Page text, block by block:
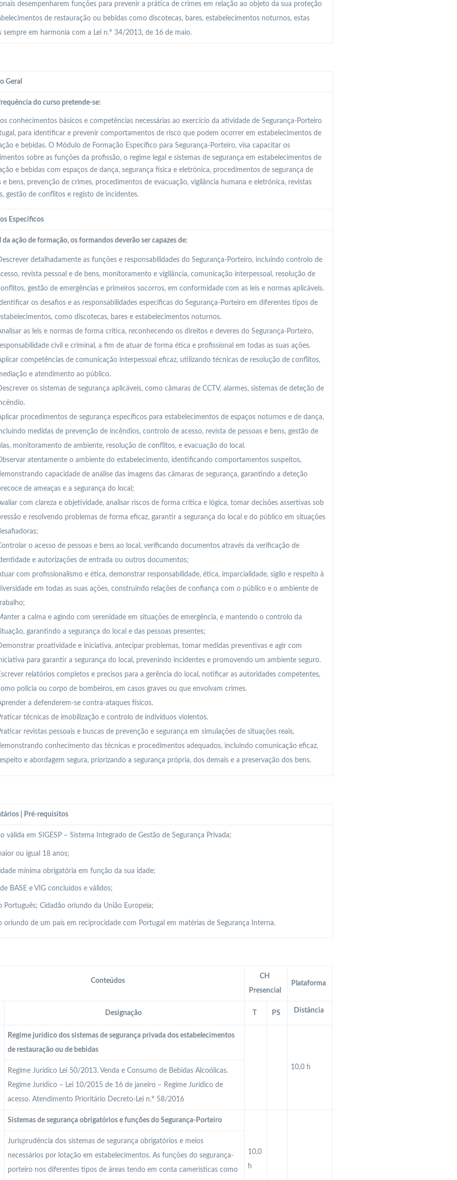
desempenharem funções para prevenir a prática de crimes em relação ao objeto da sua proteção
de restauração ou bebidas como discotecas, bares, estabelecimentos noturnos, estas
sempre em harmonia com a Lei n.º 34/2013, de 16 de maio.
Geral
do curso pretende-se:
conhecimentos básicos e competências necessárias ao exercício da atividade de Segurança-Porteiro
para identificar e prevenir comportamentos de risco que podem ocorrer em estabelecimentos de
e bebidas. O Módulo de Formação Específico para Segurança-Porteiro, visa capacitar os
sobre as funções da profissão, o regime legal e sistemas de segurança em estabelecimentos de
e bebidas com espaços de dança, segurança física e eletrónica, procedimentos de segurança de
e bens, prevenção de crimes, procedimentos de evacuação, vigilância humana e eletrónica, revistas
gestão de conflitos e registo de incidentes.
Específicos
da ação de formação, os formandos deverão ser capazes de:
detalhadamente as funções e responsabilidades do Segurança-Porteiro, incluindo controlo de
revista pessoal e de bens, monitoramento e vigilância, comunicação interpessoal, resolução de
gestão de emergências e primeiros socorros, em conformidade com as leis e normas aplicáveis.
os desafios e as responsabilidades específicas do Segurança-Porteiro em diferentes tipos de
como discotecas, bares e estabelecimentos noturnos.
as leis e normas de forma crítica, reconhecendo os direitos e deveres do Segurança-Porteiro,
civil e criminal, a fim de atuar de forma ética e profissional em todas as suas ações.
competências de comunicação interpessoal eficaz, utilizando técnicas de resolução de conflitos,
e atendimento ao público.
os sistemas de segurança aplicáveis, como câmaras de CCTV, alarmes, sistemas de deteção de
procedimentos de segurança específicos para estabelecimentos de espaços noturnos e de dança,
medidas de prevenção de incêndios, controlo de acesso, revista de pessoas e bens, gestão de
monitoramento de ambiente, resolução de conflitos, e evacuação do local.
atentamente o ambiente do estabelecimento, identificando comportamentos suspeitos,
capacidade de análise das imagens das câmaras de segurança, garantindo a deteção
de ameaças e a segurança do local;
com clareza e objetividade, analisar riscos de forma crítica e lógica, tomar decisões assertivas sob
e resolvendo problemas de forma eficaz, garantir a segurança do local e do público em situações
o acesso de pessoas e bens ao local, verificando documentos através da verificação de
e autorizações de entrada ou outros documentos;
com profissionalismo e ética, demonstrar responsabilidade, ética, imparcialidade, sigilo e respeito à
em todas as suas ações, construindo relações de confiança com o público e o ambiente de
a calma e agindo com serenidade em situações de emergência, e mantendo o controlo da
garantindo a segurança do local e das pessoas presentes;
proatividade e iniciativa, antecipar problemas, tomar medidas preventivas e agir com
para garantir a segurança do local, prevenindo incidentes e promovendo um ambiente seguro.
relatórios completos e precisos para a gerência do local, notificar as autoridades competentes,
polícia ou corpo de bombeiros, em casos graves ou que envolvam crimes.
a defenderem-se contra-ataques físicos.
técnicas de imobilização e controlo de indivíduos violentos.
revistas pessoais e buscas de prevenção e segurança em simulações de situações reais,
conhecimento das técnicas e procedimentos adequados, incluindo comunicação eficaz,
e abordagem segura, priorizando a segurança própria, dos demais e a preservação dos bens.
| Pré-requisitos
válida em SIGESP – Sistema Integrado de Gestão de Segurança Privada;
ou igual 18 anos;
mínima obrigatória em função da sua idade;
BASE e VIG concluídos e válidos;
Português; Cidadão oriundo da União Europeia;
oriundo de um país em reciprocidade com Portugal em matérias de Segurança Interna.
Conteúdos
CH
Presencial
Plataforma
Designação PS Distância
Regime jurídico dos sistemas de segurança privada dos estabelecimentos
de restauração ou de bebidas
10,0 h
Regime Jurídico Lei 50/2013. Venda e Consumo de Bebidas Alcoólicas.
Regime Jurídico – Lei 10/2015 de 16 de janeiro – Regime Jurídico de
acesso. Atendimento Prioritário Decreto-Lei n.º 58/2016
Sistemas de segurança obrigatórios e funções do Segurança-Porteiro
10,0
h
Jurisprudência dos sistemas de segurança obrigatórios e meios
necessários por lotação em estabelecimentos. As funções do segurança-
porteiro nos diferentes tipos de áreas tendo em conta camerísticas como